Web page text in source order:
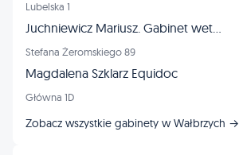
Lubelska 1
Juchniewicz Mariusz. Gabinet weterynaryjny
Stefana Żeromskiego 89
Magdalena Szklarz Equidoc
Główna 1D
Zobacz wszystkie gabinety w Wałbrzych →